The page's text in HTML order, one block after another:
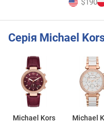
$190
Серія Michael
Michael Kors
Michael